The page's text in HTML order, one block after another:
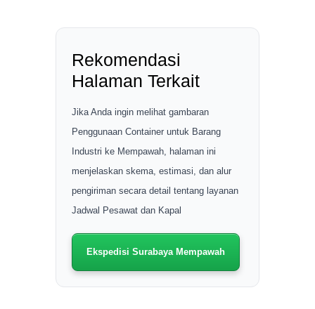
Rekomendasi
Halaman Terkait
Jika Anda ingin melihat gambaran
Penggunaan Container untuk Barang
Industri ke Mempawah, halaman ini
menjelaskan skema, estimasi, dan alur
pengiriman secara detail tentang layanan
Jadwal Pesawat dan Kapal
Ekspedisi Surabaya Mempawah